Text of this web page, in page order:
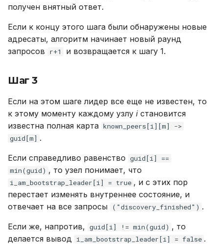
получен внятный ответ.
Если к концу этого шага были обнаружены новые
адресаты, алгоритм начинает новый раунд
запросов
r+1 и возвращается к шагу 1.
Шаг 3
Если на этом шаге лидер все еще не известен, то
к этому моменту каждому узлу i становится
известна полная карта known_peers[i][m] ->
guid[m] .
Если справедливо равенство guid[i] ==
min(guid) , то узел понимает, что
i_am_bootstrap_leader[i] = true , и с этих пор
перестает изменять внутреннее состояние, и
отвечает на все запросы
("discovery_finished") .
Если же, напротив, guid[i] != min(guid) , то
делается вывод i_am_bootstrap_leader[i] = false .